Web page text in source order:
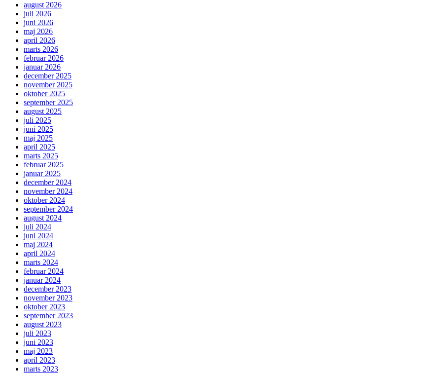
august 2026
juli 2026
juni 2026
maj 2026
april 2026
marts 2026
februar 2026
januar 2026
december 2025
november 2025
oktober 2025
september 2025
august 2025
juli 2025
juni 2025
maj 2025
april 2025
marts 2025
februar 2025
januar 2025
december 2024
november 2024
oktober 2024
september 2024
august 2024
juli 2024
juni 2024
maj 2024
april 2024
marts 2024
februar 2024
januar 2024
december 2023
november 2023
oktober 2023
september 2023
august 2023
juli 2023
juni 2023
maj 2023
april 2023
marts 2023